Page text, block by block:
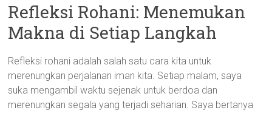
Refleksi Rohani: Menemukan
Makna di Setiap Langkah
Refleksi rohani adalah salah satu cara kita untuk
merenungkan perjalanan iman kita. Setiap malam, saya
suka mengambil waktu sejenak untuk berdoa dan
merenungkan segala yang terjadi seharian. Saya bertanya